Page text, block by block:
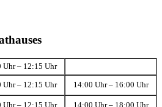
Uhr – 12:15 Uhr
Uhr – 12:15 Uhr 14:00 Uhr – 16:00 Uhr